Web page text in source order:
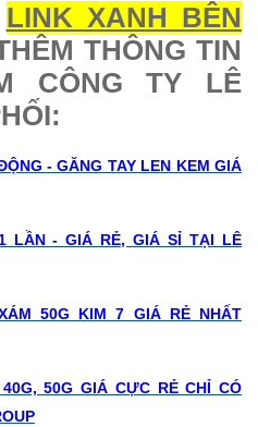
LINK XANH BÊN
THÔNG TIN
CÔNG TY LÊ
- GĂNG TAY LEN KEM GIÁ
LẦN - GIÁ RẺ, GIÁ SỈ TẠI LÊ
50G KIM 7 GIÁ RẺ NHẤT
50G GIÁ CỰC RẺ CHỈ CÓ